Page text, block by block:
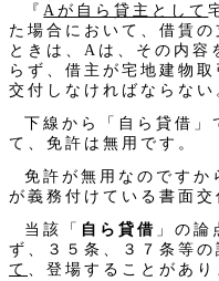
『 Aが自ら貸主として
た場合において、借賃
ときは、Aは、その内容
らず、借主が宅地建物
交付しなければならない
下線から「自ら貸借」
て、免許は無用です。
免許が無用なのですか
が義務付けている書面
当該「 自ら貸借 」の
ず、３５条、３７条等の
て
、登場することがあり